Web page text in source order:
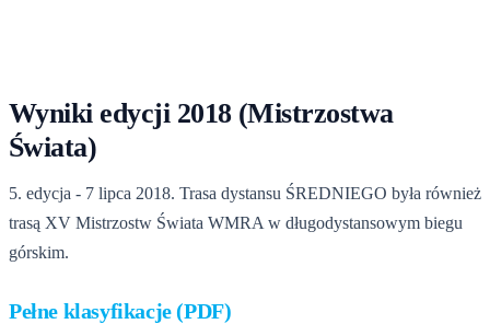
Wyniki edycji 2018 (Mistrzostwa
Świata)
5. edycja - 7 lipca 2018. Trasa dystansu ŚREDNIEGO była również
trasą XV Mistrzostw Świata WMRA w długodystansowym biegu
górskim.
Pełne klasyfikacje (PDF)